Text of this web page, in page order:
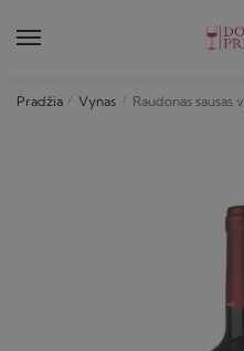
Pradžia / Vynas / Raudonas sausas